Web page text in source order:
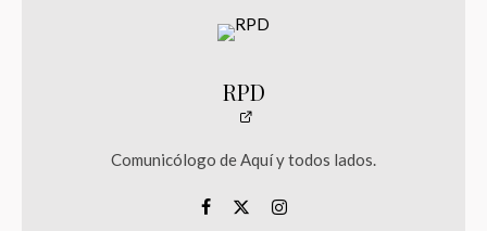
RPD
Comunicólogo de Aquí y todos lados.